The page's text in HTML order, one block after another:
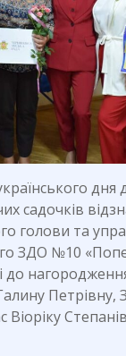
дня
садочків
голови та
ЗДО №10
до
Петрівну,